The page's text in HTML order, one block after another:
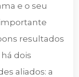
e o seu
resultados
dois
aliados: a